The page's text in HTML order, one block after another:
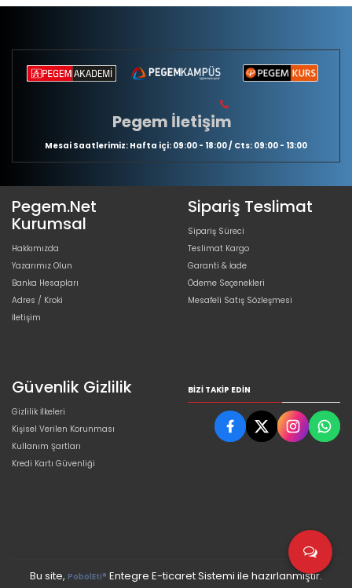
Pegem İletişim
Mesai Saatlerimiz: Hafta içi: 09:00 - 18:00 / Cts: 09:00 - 13:00
Pegem.Net
Kurumsal
Hakkımızda
Yazarımız Olun
Banka Hesapları
Adres / Kroki
İletişim
Sipariş Teslimat
Sipariş Süreci
Teslimat Kargo
Garanti & İade
Ödeme Seçenekleri
Mesafeli Satış Sözleşmesi
Güvenlik Gizlilik
Gizlilik İlkeleri
Kişisel Verilen Korunması
Kullanım Şartları
Kredi Kartı Güvenliği
BIZI TAKIP EDIN
Bu site, PobolEti® Entegre E-ticaret Sistemi ile hazırlanmıştır.